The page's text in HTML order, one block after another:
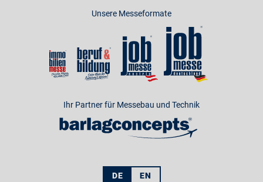
Unsere Messeformate
Ihr Partner für Messebau und Technik
DE EN